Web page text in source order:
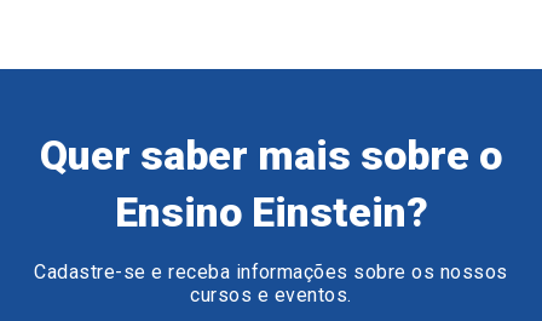
Quer saber mais sobre o
Ensino Einstein?
Cadastre-se e receba informações sobre os nossos
cursos e eventos.